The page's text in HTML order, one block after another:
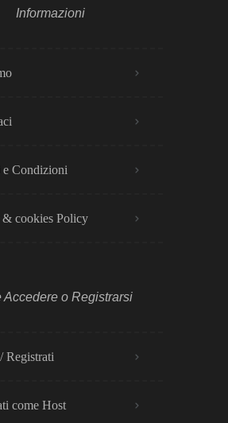
Informazioni
Condizioni
cookies Policy​
Accedere o Registrarsi
Registrati
come Host